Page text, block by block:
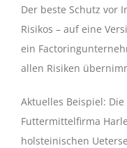
Der beste Schutz vor
Risikos – auf eine
ein
allen Risiken
Aktuelles Beispiel:
Futtermittelfirma
holsteinischen